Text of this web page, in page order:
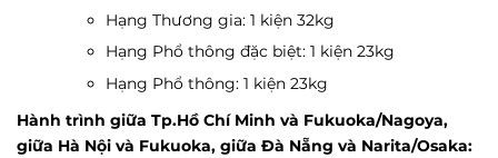
Hạng Thương gia: 1 kiện 32kg
Hạng Phổ thông đặc biệt: 1 kiện 23kg
Hạng Phổ thông: 1 kiện 23kg
Hành trình giữa Tp.Hồ Chí Minh và Fukuoka/Nagoya,
giữa Hà Nội và Fukuoka, giữa Đà Nẵng và Narita/Osaka: